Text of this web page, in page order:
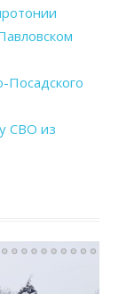
Посадского
СВО из